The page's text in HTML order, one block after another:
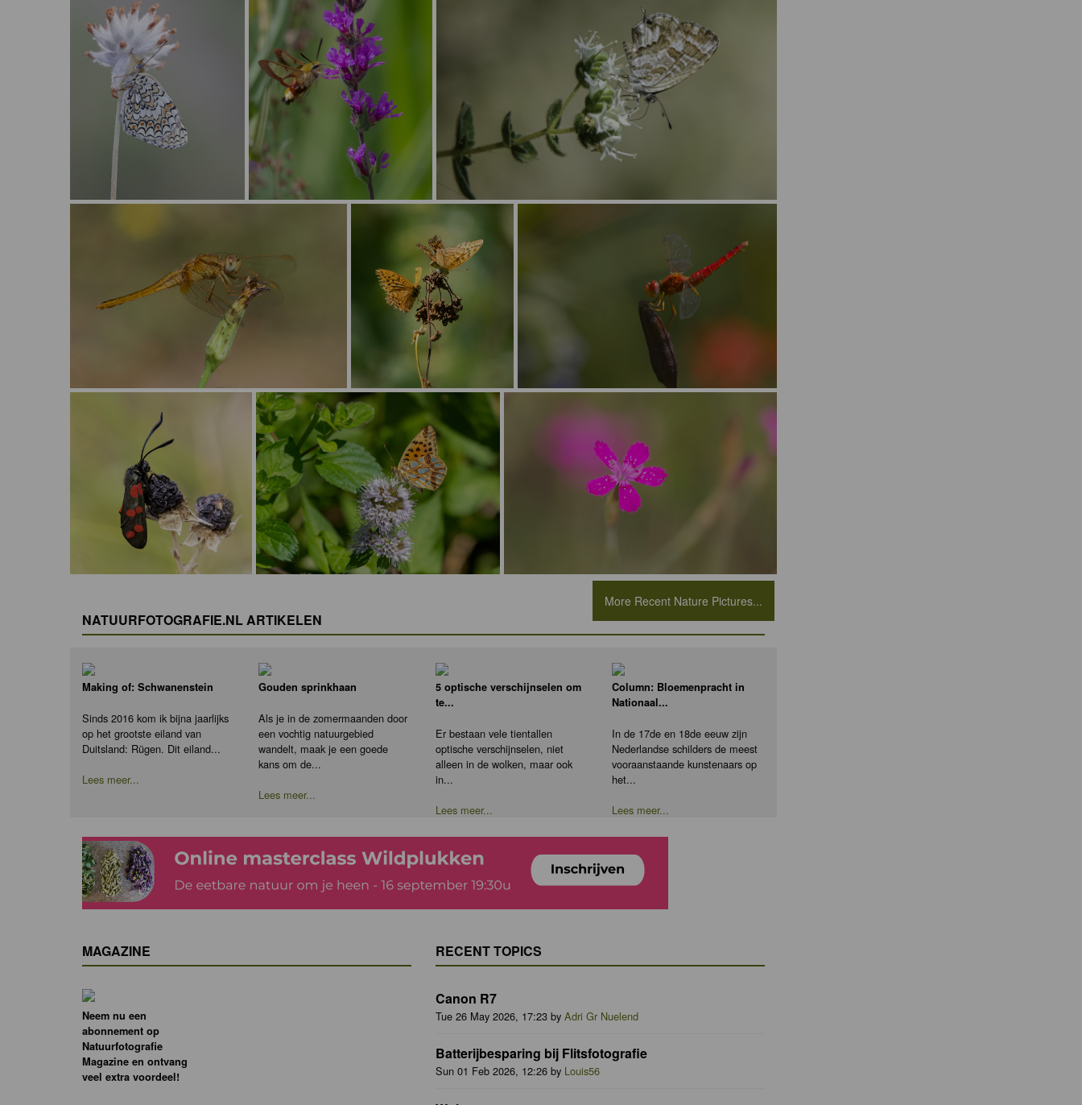
More Recent Nature Pictures...
NATUURFOTOGRAFIE.NL ARTIKELEN
Making of: Schwanenstein
Sinds 2016 kom ik bijna jaarlijks
op het grootste eiland van
Duitsland: Rügen. Dit eiland...
Lees meer...
Gouden sprinkhaan
Als je in de zomermaanden door
een vochtig natuurgebied
wandelt, maak je een goede
kans om de...
Lees meer...
5 optische verschijnselen om
te...
Er bestaan vele tientallen
optische verschijnselen, niet
alleen in de wolken, maar ook
in...
Lees meer...
Column: Bloemenpracht in
Nationaal...
In de 17de en 18de eeuw zijn
Nederlandse schilders de meest
vooraanstaande kunstenaars op
het...
Lees meer...
MAGAZINE
Neem nu een
abonnement op
Natuurfotografie
Magazine en ontvang
veel extra voordeel!
RECENT TOPICS
Canon R7
Tue 26 May 2026, 17:23 by Adri Gr Nuelend
Batterijbesparing bij Flitsfotografie
Sun 01 Feb 2026, 12:26 by Louis56